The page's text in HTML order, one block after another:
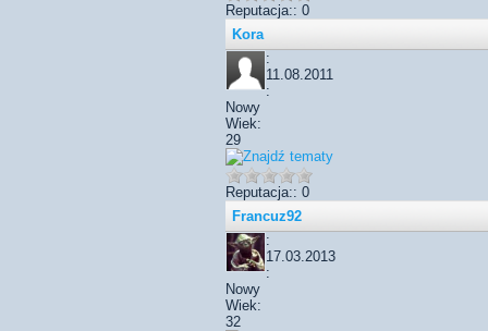
Reputacja:: 0
Kora
:
11.08.2011
:
Nowy
Wiek:
29
Reputacja:: 0
Francuz92
:
17.03.2013
:
Nowy
Wiek:
32